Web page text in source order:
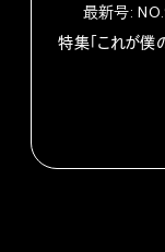
最新号:
特集「これが僕